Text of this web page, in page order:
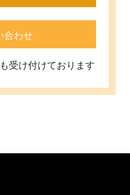
合わせ
受け付けております